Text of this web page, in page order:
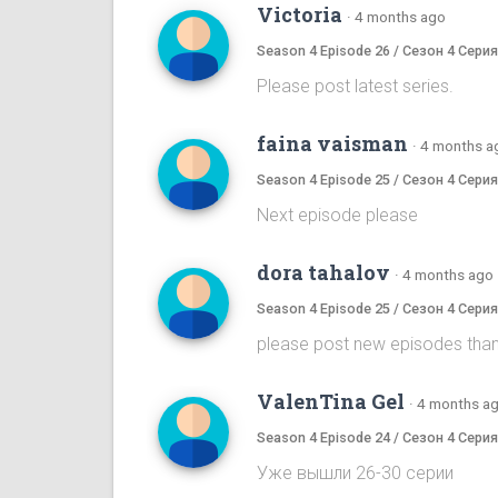
Victoria · 4 months ago
Season 4 Episode 26 / Сезон 4
Please post latest series.
faina vaisman · 4 months
Season 4 Episode 25 / Сезон 4
Next episode please
dora tahalov · 4 months ago
Season 4 Episode 25 / Сезон 4
please post new episodes
ValenTina Gel · 4 months
Season 4 Episode 24 / Сезон 4
Уже вышли 26-30 серии